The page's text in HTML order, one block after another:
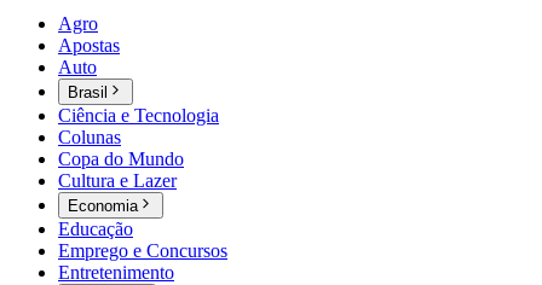
Agro
Apostas
Auto
Brasil
Ciência e Tecnologia
Colunas
Copa do Mundo
Cultura e Lazer
Economia
Educação
Emprego e Concursos
Entretenimento